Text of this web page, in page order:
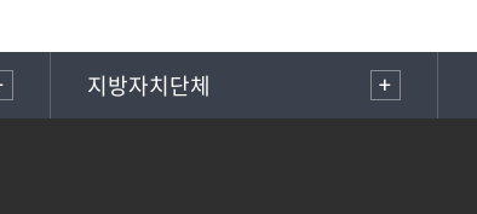
지방자치단체